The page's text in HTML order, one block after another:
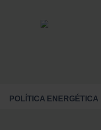
POLÍTICA ENERGÉTICA